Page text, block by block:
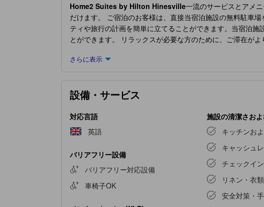
Home2 Suites by Hilton Hinesville一流のサービスとアメ
だけます。 ご宿泊のお客様は、直接当宿泊施設の無料駐車
ティや旅行の計画を簡単に立てることができます。当宿泊
とができます。 リラックスが必要な方のために、ご滞在が
えたお部屋もございますので、快適なご滞在をお楽しみい
い方は、この施設に備えられた調理設備を高く評価するでし
泊施設のプールで水に浸かり、水浴びをしたり、何往復も
設備を利用して、休日のカロリーを消費しましょう。
さらに表示
設備・サービス
対応言語
英語
バリアフリー設備
バリアフリー対応設備
車椅子OK
施設の清潔さお
キッチンお
キャッシュ
チェックイ
リネン・衣
安全対策・